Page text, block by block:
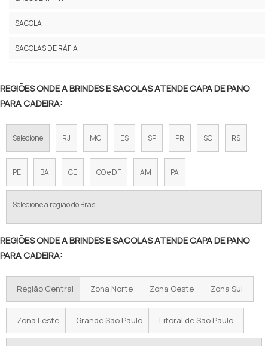
CAPA DE CADEIRA PARA CASAMENTO
CAPA ENCOSTO CADEIRA TNT
CAPAS PARA ENCOSTO DE CADEIRAS PERSONALIZADAS
CAPA DE CADEIRA PARA FESTA INFANTIL
CAPA DE PANO PARA CADEIRA
CADEIRAS COM CAPAS DE TECIDO
CAPA DE CADEIRA EM TNT
CAPA PARA ENCOSTO DE CADEIRA DE TECIDO
SACOLA
SACOLAS DE RÁFIA
SACOLAS ECOBAG
SACOLAS PLÁSTICAS
REGIÕES ONDE A BRINDES E SACOLAS ATENDE CAPA DE PANO
PARA CADEIRA:
Selecione RJ MG ES SP PR SC RS
PE BA CE GO e DF AM PA
Selecione a região do Brasil
REGIÕES ONDE A BRINDES E SACOLAS ATENDE CAPA DE PANO
PARA CADEIRA:
Região Central Zona Norte Zona Oeste Zona Sul
Zona Leste Grande São Paulo Litoral de São Paulo